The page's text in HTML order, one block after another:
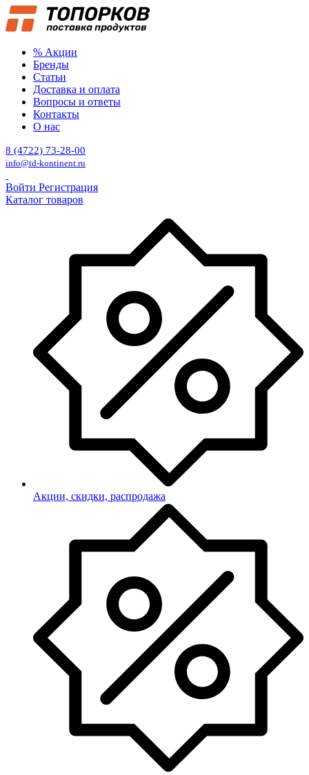
% Акции
Бренды
Статьи
Доставка и оплата
Вопросы и ответы
Контакты
О нас
8 (4722) 73-28-00
info@td-kontinent.ru
Войти Регистрация
Каталог товаров
Акции, скидки, распродажа